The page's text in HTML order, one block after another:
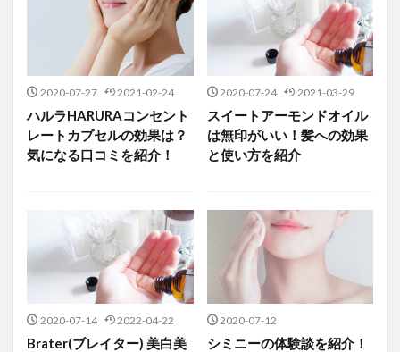
2020-07-27 2021-02-24
ハルラHARURAコンセント
レートカプセルの効果は？
気になる口コミを紹介！
2020-07-24 2021-03-29
スイートアーモンドオイル
は無印がいい！髪への効果
と使い方を紹介
2020-07-14 2022-04-22
Brater(ブレイター) 美白美
2020-07-12
シミニーの体験談を紹介！